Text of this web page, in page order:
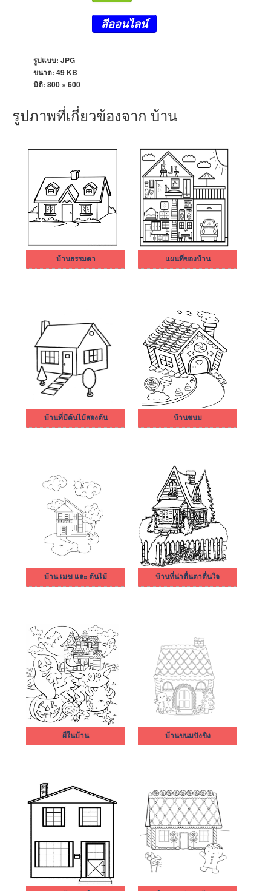
สีออนไลน์
รูปแบบ: JPG
ขนาด: 49 KB
มิติ: 800 × 600
รูปภาพที่เกี่ยวข้องจาก บ้าน
บ้านธรรมดา แผนที่ของบ้าน
บ้านที่มีต้นไม้สองต้น บ้านขนม
บ้าน เมฆ และ ต้นไม้ บ้านที่น่าตื่นตาตื่นใจ
ผีในบ้าน บ้านขนมปังขิง